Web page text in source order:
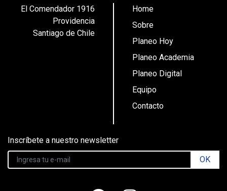
El Comendador 1916
Providencia
Santiago de Chile
Home
Sobre
Planeo Hoy
Planeo Academia
Planeo Digital
Equipo
Contacto
Inscríbete a nuestro newsletter
OK